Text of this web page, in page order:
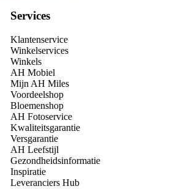
Services
Klantenservice
Winkelservices
Winkels
AH Mobiel
Mijn AH Miles
Voordeelshop
Bloemenshop
AH Fotoservice
Kwaliteitsgarantie
Versgarantie
AH Leefstijl
Gezondheidsinformatie
Inspiratie
Leveranciers Hub